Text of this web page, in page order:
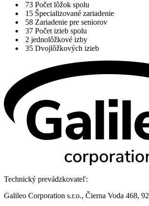
73 Počet lôžok spolu
15 Špecializované zariadenie
58 Zariadenie pre seniorov
37 Počet izieb spolu
2 jednolôžkové izby
35 Dvojlôžkových izieb
Technický prevádzkovateľ:
Galileo Corporation s.r.o., Čierna Voda 468,